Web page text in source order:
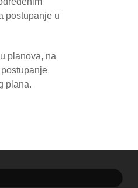
postupanje u
planova, na
plana.